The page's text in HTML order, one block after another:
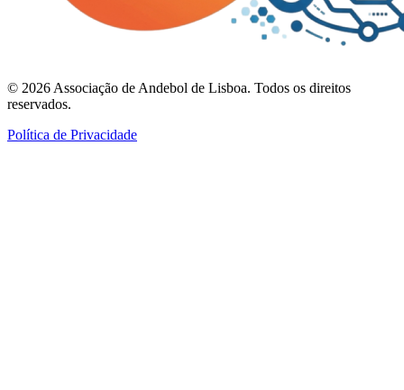
© 2026 Associação de Andebol de Lisboa. Todos os direitos
reservados.
Política de Privacidade